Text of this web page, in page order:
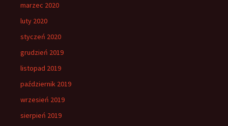
marzec 2020
luty 2020
styczeń 2020
grudzień 2019
listopad 2019
październik 2019
wrzesień 2019
sierpień 2019